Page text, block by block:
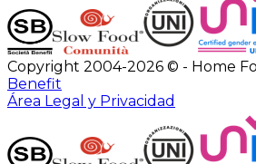
Copyright 2004-2026 © - Home
Benefit
Área Legal y Privacidad